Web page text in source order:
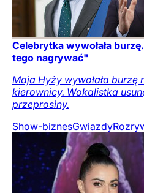
Celebrytka wywołała
tego nagrywać"
Maja Hyży wywołała burzę
kierownicy. Wokalistka
przeprosiny.
Show-biznesGwiazdy